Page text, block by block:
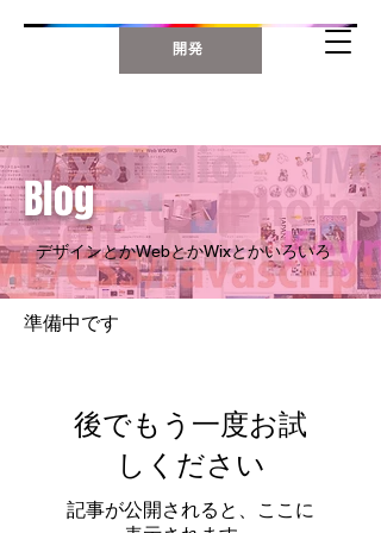
開発
Blog
デザインとかWebとかWixとかいろいろ
準備中です
後でもう一度お試
しください
記事が公開されると、ここに